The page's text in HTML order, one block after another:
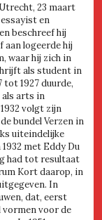
23 maart
en
beschreef hij
aan logeerde hij
waar hij zich in
als student in
tot 1927 duurde,
als arts in
volgt zijn
bundel Verzen in
uiteindelijke
met Eddy Du
had tot resultaat
Kort daarop, in
In
dat, eerst
vormen voor de